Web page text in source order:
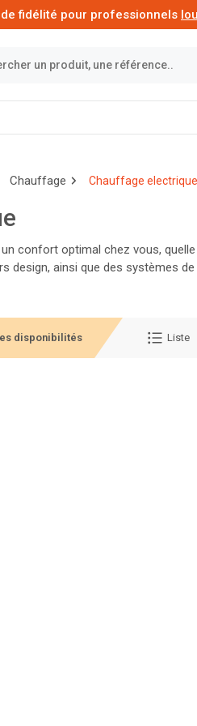
fidélité pour professionnels
Chauffage Chauffage electrique
confort optimal chez vous,
design, ainsi que des systèmes
adaptés à votre
disponibilités Liste